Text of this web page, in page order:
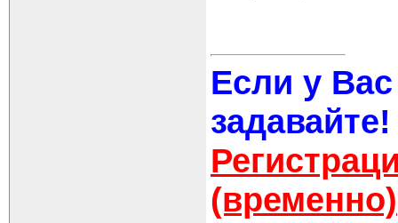
Если у
задавайте!
(временно)